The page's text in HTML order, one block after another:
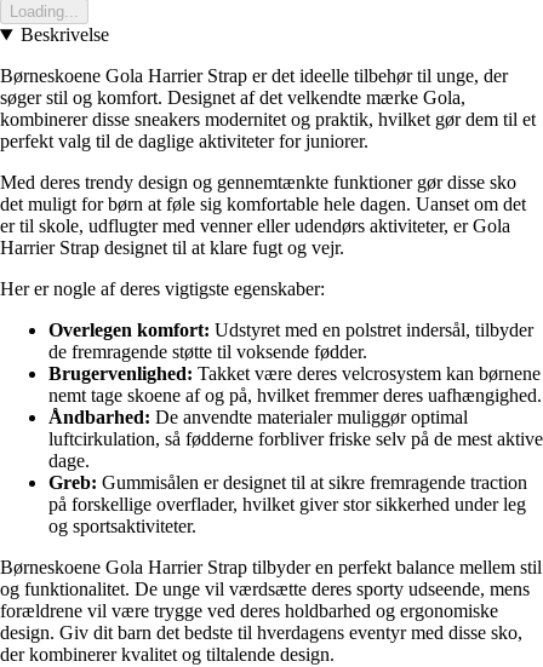
Loading...
Beskrivelse
Børneskoene Gola Harrier Strap er det ideelle tilbehør til unge, der
søger stil og komfort. Designet af det velkendte mærke Gola,
kombinerer disse sneakers modernitet og praktik, hvilket gør dem til et
perfekt valg til de daglige aktiviteter for juniorer.
Med deres trendy design og gennemtænkte funktioner gør disse sko
det muligt for børn at føle sig komfortable hele dagen. Uanset om det
er til skole, udflugter med venner eller udendørs aktiviteter, er Gola
Harrier Strap designet til at klare fugt og vejr.
Her er nogle af deres vigtigste egenskaber:
Overlegen komfort: Udstyret med en polstret indersål, tilbyder
de fremragende støtte til voksende fødder.
Brugervenlighed: Takket være deres velcrosystem kan børnene
nemt tage skoene af og på, hvilket fremmer deres uafhængighed.
Åndbarhed: De anvendte materialer muliggør optimal
luftcirkulation, så fødderne forbliver friske selv på de mest aktive
dage.
Greb: Gummisålen er designet til at sikre fremragende traction
på forskellige overflader, hvilket giver stor sikkerhed under leg
og sportsaktiviteter.
Børneskoene Gola Harrier Strap tilbyder en perfekt balance mellem stil
og funktionalitet. De unge vil værdsætte deres sporty udseende, mens
forældrene vil være trygge ved deres holdbarhed og ergonomiske
design. Giv dit barn det bedste til hverdagens eventyr med disse sko,
der kombinerer kvalitet og tiltalende design.